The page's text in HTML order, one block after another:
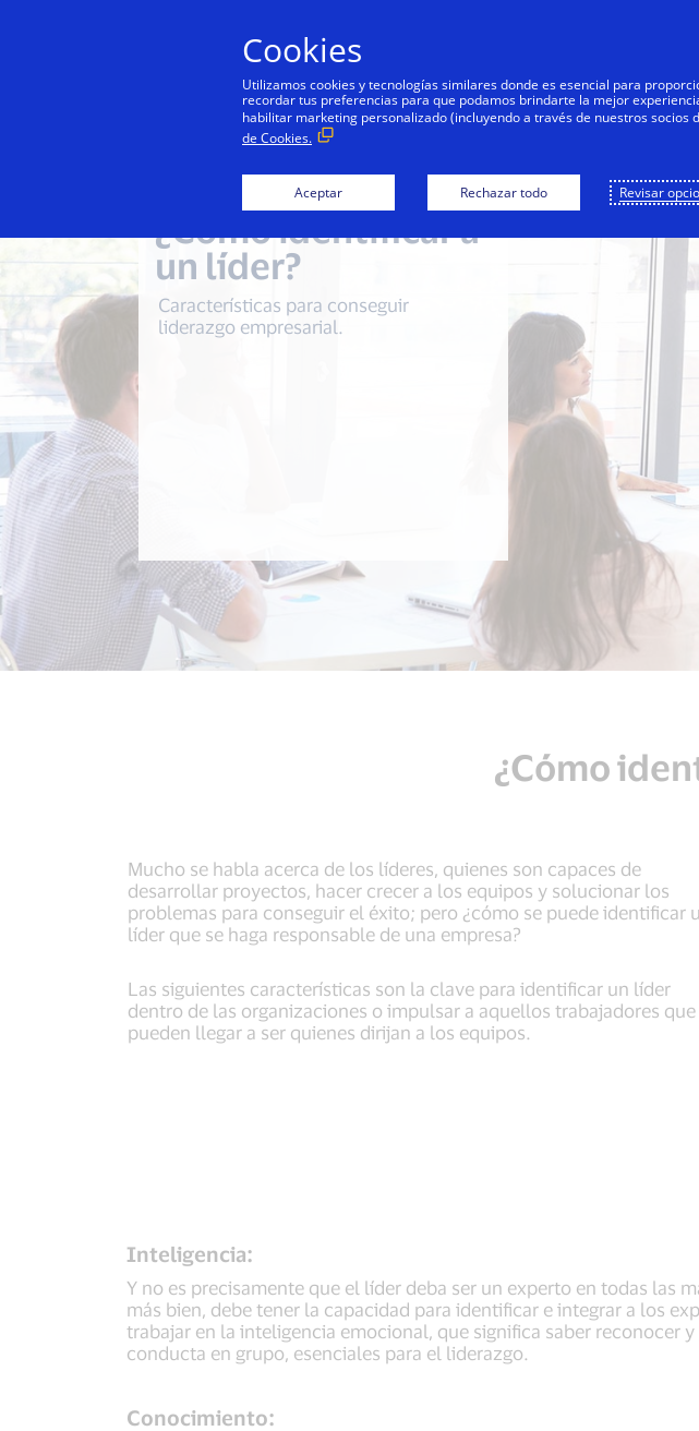
Personas
¿Cómo identificar a
un líder?
Características para conseguir
liderazgo empresarial.
¿Cómo
Mucho se habla acerca de los líderes, quienes son capaces de
desarrollar proyectos, hacer crecer a los equipos y solucionar los
problemas para conseguir el éxito; pero ¿cómo se puede identificar
líder que se haga responsable de una empresa?
Las siguientes características son la clave para identificar un líder
dentro de las organizaciones o impulsar a aquellos trabajadores que
pueden llegar a ser quienes dirijan a los equipos.
Inteligencia:
Y no es precisamente que el líder deba ser un experto en todas las
más bien, debe tener la capacidad para identificar e integrar a los
trabajar en la inteligencia emocional, que significa saber reconocer
conducta en grupo, esenciales para el liderazgo.
Conocimiento:
Cookies
Utilizamos cookies y tecnologías similares donde es esencial para
recordar tus preferencias para que podamos brindarte la mejor
habilitar marketing personalizado (incluyendo a través de nuestros socios
de Cookies.
Aceptar Rechazar todo Revisar